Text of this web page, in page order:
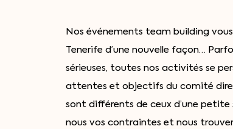
Nos événements team building
Tenerife d’une nouvelle façon…
sérieuses, toutes nos activités se
attentes et objectifs du comité
sont différents de ceux d’une
nous vos contraintes et nous